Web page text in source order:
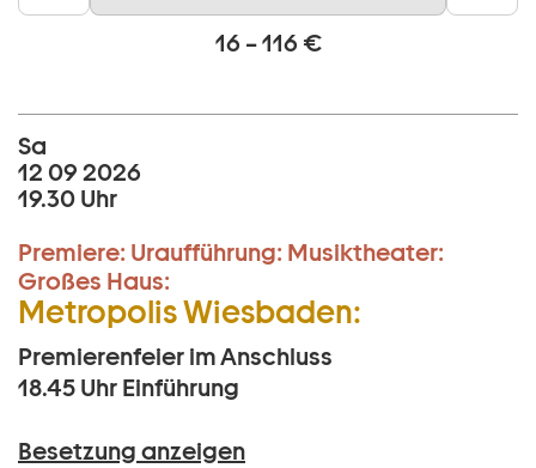
16 – 116 €
Sa
12 09 2026
19.30 Uhr
Premiere: Uraufführung: Musiktheater:
Großes Haus:
Metropolis Wiesbaden:
Premierenfeier im Anschluss
18.45 Uhr Einführung
Besetzung anzeigen